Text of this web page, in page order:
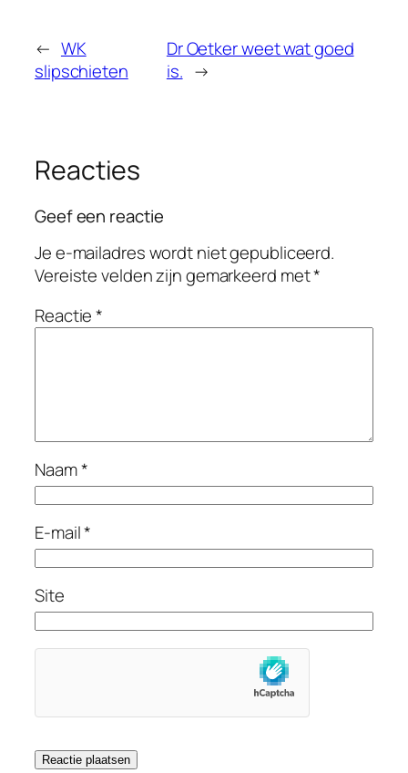
← WK
slipschieten
Dr Oetker weet wat goed
is. →
Reacties
Geef een reactie
Je e-mailadres wordt niet gepubliceerd.
Vereiste velden zijn gemarkeerd met*
Reactie*
Naam*
E-mail*
Site